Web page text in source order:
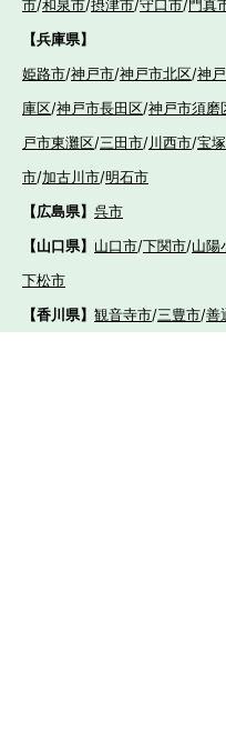
市/和泉市/摂津市/守口市/門真
【兵庫県】
姫路市/神戸市/神戸市北区/神
庫区/神戸市長田区/神戸市須磨
戸市東灘区/三田市/川西市/宝
市/加古川市/明石市
【広島県】 呉市
【山口県】 山口市/下関市/山陽
下松市
【香川県】 観音寺市/三豊市/善